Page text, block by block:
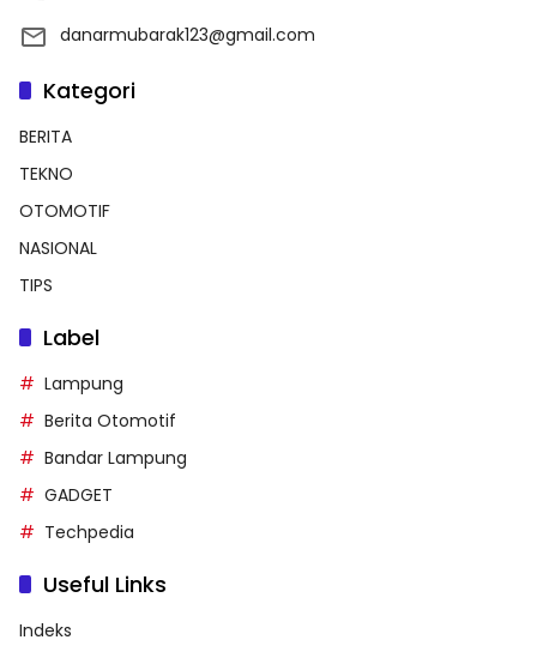
danarmubarak123@gmail.com
Kategori
BERITA
TEKNO
OTOMOTIF
NASIONAL
TIPS
Label
Lampung
Berita Otomotif
Bandar Lampung
GADGET
Techpedia
Useful Links
Indeks